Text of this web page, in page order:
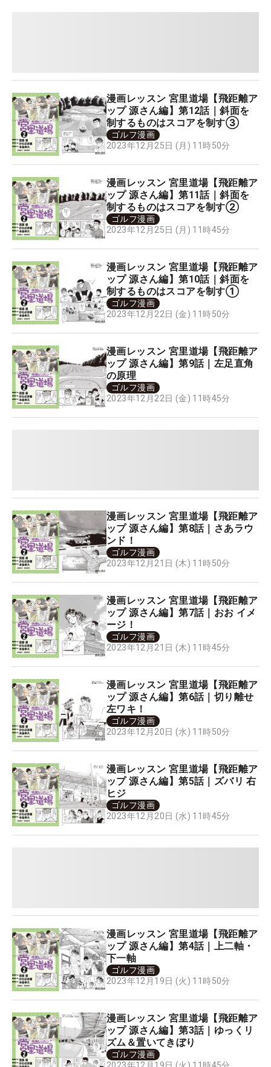
漫画レッスン 宮里道場【飛距離ア
ップ 源さん編】第12話｜斜面を
制するものはスコアを制す③
ゴルフ漫画
2023年12月25日 (月) 11時50分
漫画レッスン 宮里道場【飛距離ア
ップ 源さん編】第11話｜斜面を
制するものはスコアを制す②
ゴルフ漫画
2023年12月25日 (月) 11時45分
漫画レッスン 宮里道場【飛距離ア
ップ 源さん編】第10話｜斜面を
制するものはスコアを制す①
ゴルフ漫画
2023年12月22日 (金) 11時50分
漫画レッスン 宮里道場【飛距離ア
ップ 源さん編】第9話｜左足直角
の原理
ゴルフ漫画
2023年12月22日 (金) 11時45分
漫画レッスン 宮里道場【飛距離ア
ップ 源さん編】第8話｜さあラウ
ンド！
ゴルフ漫画
2023年12月21日 (木) 11時50分
漫画レッスン 宮里道場【飛距離ア
ップ 源さん編】第7話｜おお イメ
ージ！
ゴルフ漫画
2023年12月21日 (木) 11時45分
漫画レッスン 宮里道場【飛距離ア
ップ 源さん編】第6話｜切り離せ
左ワキ！
ゴルフ漫画
2023年12月20日 (水) 11時50分
漫画レッスン 宮里道場【飛距離ア
ップ 源さん編】第5話｜ズバリ 右
ヒジ
ゴルフ漫画
2023年12月20日 (水) 11時45分
漫画レッスン 宮里道場【飛距離ア
ップ 源さん編】第4話｜上二軸・
下一軸
ゴルフ漫画
2023年12月19日 (火) 11時50分
漫画レッスン 宮里道場【飛距離ア
ップ 源さん編】第3話｜ゆっくリ
ズム＆置いてきぼり
ゴルフ漫画